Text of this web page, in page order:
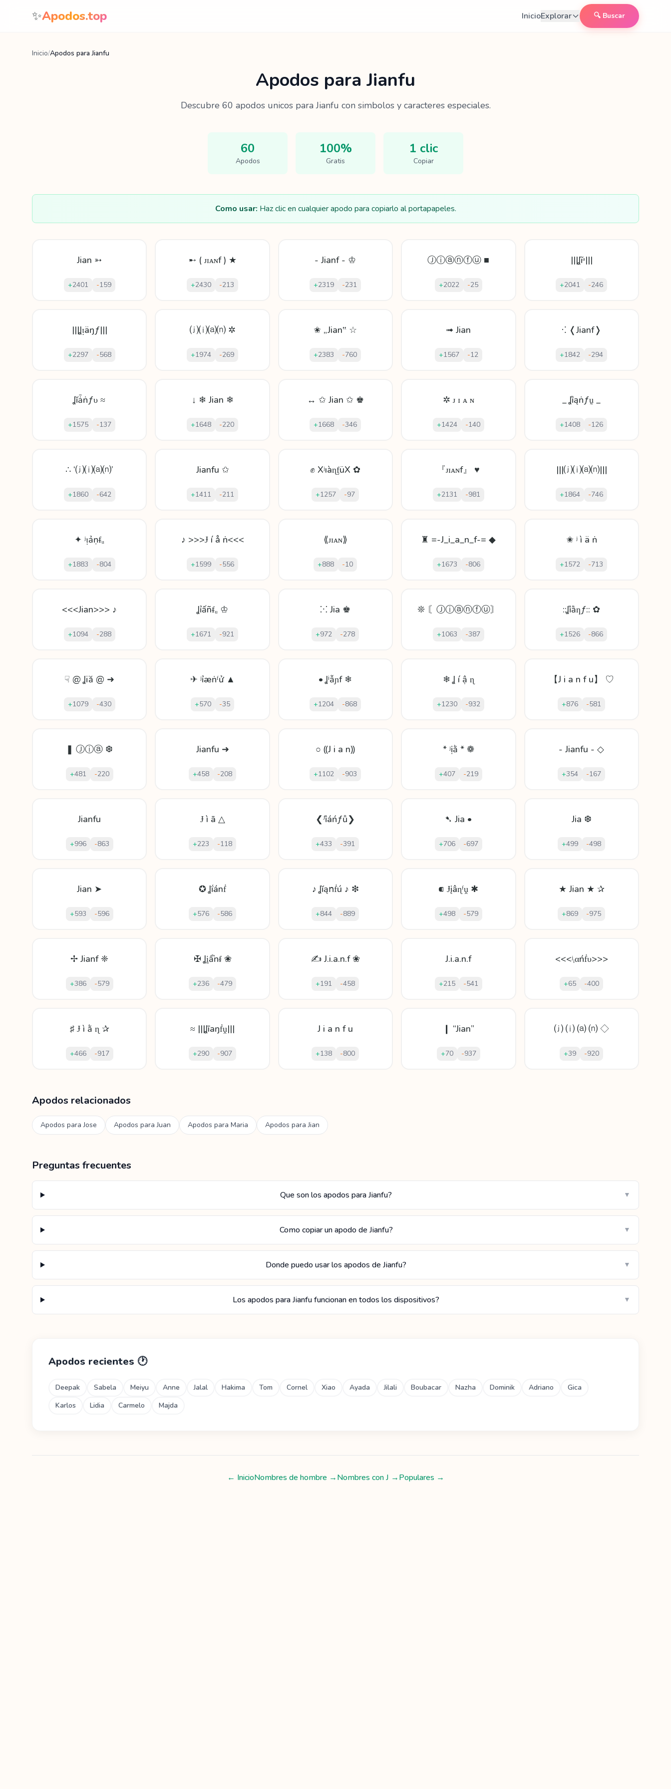
Saltar al contenido
✨Apodos.top InicioExplorar 🔍 Buscar
Inicio/Apodos para Jianfu
Apodos para Jianfu
Descubre 60 apodos unicos paraJianfu con simbolos y caracteres especiales.
60
Apodos
100%
Gratis
1 clic
Copiar
Como usar: Haz clic en cualquier apodo para copiarlo al portapapeles.
Jian ➳
+2401 -159
➸ ( ᴊɪᴀɴf ) ★
+2430 -213
- Jianf - ♔
+2319 -231
Ⓙⓘⓐⓝⓕⓤ ■
+2022 -25
|||Ʝĩᵃ|||
+2041 -246
|||Ʝᴉäŋƒ|||
+2297 -568
⒥⒤⒜⒩ ✲
+1974 -269
✬ „Jian‟ ☆
+2383 -760
➟ Jian
+1567 -12
⁖ ❬Jianf❭
+1842 -294
Ʝĭǡṅƒυ ≈
+1575 -137
↓ ❄ Jian ❄
+1648 -220
↔ ✩ Jian ✩ ♚
+1668 -346
✲ ᴊ ɪ ᴀ ɴ
+1424 -140
_ Ʝȉąṅƒṵ _
+1408 -126
∴ ‘⒥⒤⒜⒩’
+1860 -642
Jianfu ✩
+1411 -211
✊ XʲıàɳᶂüX ✿
+1257 -97
『ᴊɪᴀɴf』 ♥
+2131 -981
|||⒥⒤⒜⒩|||
+1864 -746
✦ ʲᴉảṇᵮᵤ
+1883 -804
♪ >>>Ɉ í å ṅ<<<
+1599 -556
⟪ᴊɪᴀɴ⟫
+888 -10
♜ =-J_i_a_n_f-= ◆
+1673 -806
✬ ʲ ì ä ṅ
+1572 -713
<<<Jian>>> ♪
+1094 -288
Ʝỉấñᵮᵤ ♔
+1671 -921
⁙ Jia ♚
+972 -278
❊ 〘Ⓙⓘⓐⓝⓕⓤ〙
+1063 -387
::Ʝȉȁƞƒ:: ✿
+1526 -866
☟ @ Ʝïă @ ➜
+1079 -430
✈ ʲỉæṅᶠử ▲
+570 -35
• Ʝⁱẫɲf ❄
+1204 -868
❄ Ʝ í ậ ɳ
+1230 -932
【J i a n f u】 ♡
+876 -581
❚ Ⓙⓘⓐ ❆
+481 -220
Jianfu ➜
+458 -208
○ ⸨J i a n⸩
+1102 -903
* ʲịằ * ❁
+407 -219
- Jianfu - ◇
+354 -167
Jianfu
+996 -863
Ɉ ì ā △
+223 -118
❮ᴶȉáńƒů❯
+433 -391
➷ Jia •
+706 -697
Jia ❆
+499 -498
Jian ➤
+593 -596
✪ Ʝḯánḟ
+576 -586
♪ Ʝĭąոḟú ♪ ❇
+844 -889
⁌ Ɉįâɳᶠṷ ✱
+498 -579
★ Jian ★ ✰
+869 -975
✢ Jianf ❈
+386 -579
✠ Ʝḭẩŉᵮ ❀
+236 -479
✍ J.i.a.n.f ❀
+191 -458
J.i.a.n.f
+215 -541
<<<ʲᵢαńḟυ>>>
+65 -400
♯ Ɉ ì ằ ɳ ✰
+466 -917
≈ |||Ʝīаŋḟṷ|||
+290 -907
J i a n f u
+138 -800
❙ “Jian”
+70 -937
⒥ ⒤ ⒜ ⒩ ◇
+39 -920
Apodos relacionados
Apodos paraJose Apodos paraJuan Apodos para Maria Apodos paraJian
Preguntas frecuentes
Que son los apodos para Jianfu? ▼
Como copiar un apodo de Jianfu? ▼
Donde puedo usar los apodos de Jianfu? ▼
Los apodos para Jianfu funcionan en todos los dispositivos? ▼
Apodos recientes 🕐
Deepak Sabela Meiyu Anne Jalal Hakima Tom Cornel Xiao Ayada Jilali Boubacar Nazha Dominik Adriano
Gica
Karlos
Lidia Carmelo Majda
← InicioNombres de hombre →Nombres conJ →Populares →